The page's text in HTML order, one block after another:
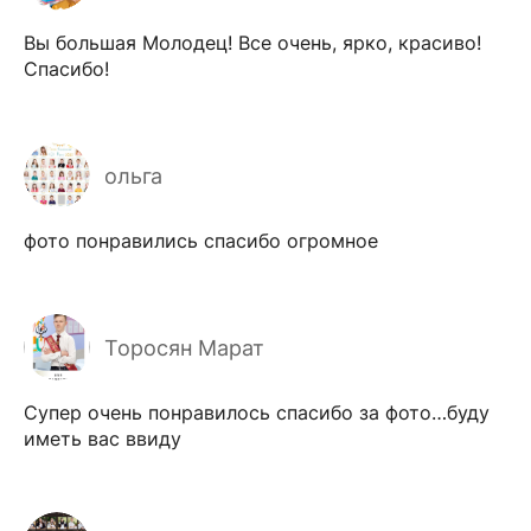
Вы большая Молодец! Все очень, ярко, красиво!
Спасибо!
ольга
фото понравились спасибо огромное
Торосян Марат
Супер очень понравилось спасибо за фото…буду
иметь вас ввиду